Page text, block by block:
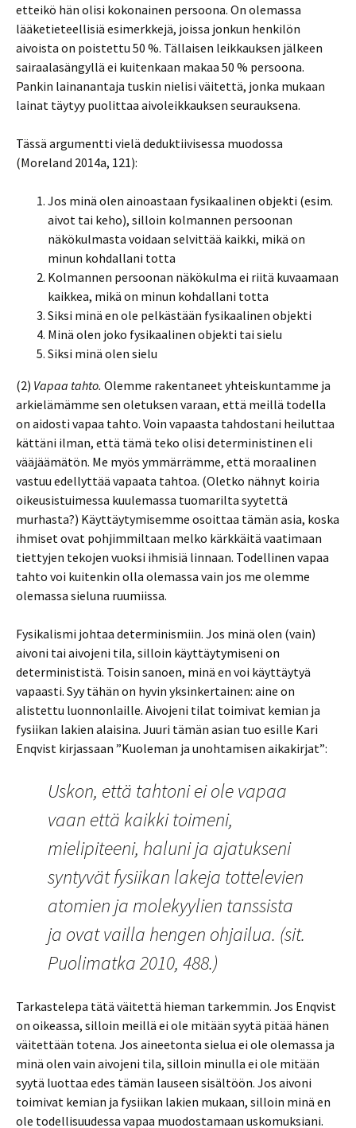
etteikö hän olisi kokonainen persoona. On olemassa
lääketieteellisiä esimerkkejä, joissa jonkun henkilön
aivoista on poistettu 50 %. Tällaisen leikkauksen jälkeen
sairaalasängyllä ei kuitenkaan makaa 50 % persoona.
Pankin lainanantaja tuskin nielisi väitettä, jonka mukaan
lainat täytyy puolittaa aivoleikkauksen seurauksena.
Tässä argumentti vielä deduktiivisessa muodossa
(Moreland 2014a, 121):
Jos minä olen ainoastaan fysikaalinen objekti (esim.
aivot tai keho), silloin kolmannen persoonan
näkökulmasta voidaan selvittää kaikki, mikä on
minun kohdallani totta
Kolmannen persoonan näkökulma ei riitä kuvaamaan
kaikkea, mikä on minun kohdallani totta
Siksi minä en ole pelkästään fysikaalinen objekti
Minä olen joko fysikaalinen objekti tai sielu
Siksi minä olen sielu
(2) Vapaa tahto. Olemme rakentaneet yhteiskuntamme ja
arkielämämme sen oletuksen varaan, että meillä todella
on aidosti vapaa tahto. Voin vapaasta tahdostani heiluttaa
kättäni ilman, että tämä teko olisi deterministinen eli
vääjäämätön. Me myös ymmärrämme, että moraalinen
vastuu edellyttää vapaata tahtoa. (Oletko nähnyt koiria
oikeusistuimessa kuulemassa tuomarilta syytettä
murhasta?) Käyttäytymisemme osoittaa tämän asia, koska
ihmiset ovat pohjimmiltaan melko kärkkäitä vaatimaan
tiettyjen tekojen vuoksi ihmisiä linnaan. Todellinen vapaa
tahto voi kuitenkin olla olemassa vain jos me olemme
olemassa sieluna ruumiissa.
Fysikalismi johtaa determinismiin. Jos minä olen (vain)
aivoni tai aivojeni tila, silloin käyttäytymiseni on
determinististä. Toisin sanoen, minä en voi käyttäytyä
vapaasti. Syy tähän on hyvin yksinkertainen: aine on
alistettu luonnonlaille. Aivojeni tilat toimivat kemian ja
fysiikan lakien alaisina. Juuri tämän asian tuo esille Kari
Enqvist kirjassaan ”Kuoleman ja unohtamisen aikakirjat”:
Uskon, että tahtoni ei ole vapaa
vaan että kaikki toimeni,
mielipiteeni, haluni ja ajatukseni
syntyvät fysiikan lakeja tottelevien
atomien ja molekyylien tanssista
ja ovat vailla hengen ohjailua. (sit.
Puolimatka 2010, 488.)
Tarkastelepa tätä väitettä hieman tarkemmin. Jos Enqvist
on oikeassa, silloin meillä ei ole mitään syytä pitää hänen
väitettään totena. Jos aineetonta sielua ei ole olemassa ja
minä olen vain aivojeni tila, silloin minulla ei ole mitään
syytä luottaa edes tämän lauseen sisältöön. Jos aivoni
toimivat kemian ja fysiikan lakien mukaan, silloin minä en
ole todellisuudessa vapaa muodostamaan uskomuksiani.